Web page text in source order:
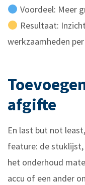
Voordeel: Meer
Resultaat:
werkzaamheden
afgifte
En last but not
feature: de
het onderhoud
accu of een ander